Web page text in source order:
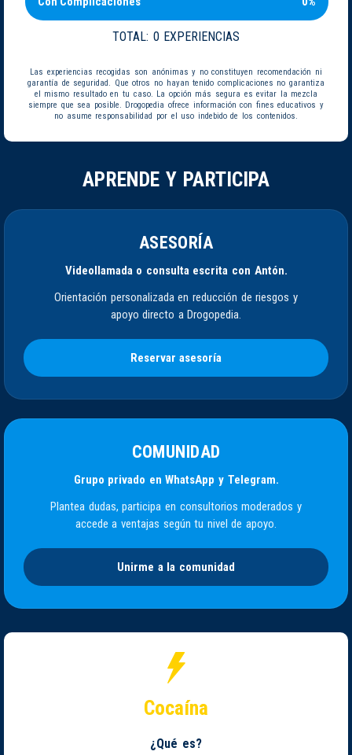
TOTAL: 0 EXPERIENCIAS
Las experiencias recogidas son anónimas y no constituyen recomendación ni
garantía de seguridad. Que otros no hayan tenido complicaciones no garantiza
el mismo resultado en tu caso. La opción más segura es evitar la mezcla
siempre que sea posible. Drogopedia ofrece información con fines educativos y
no asume responsabilidad por el uso indebido de los contenidos.
APRENDE Y PARTICIPA
ASESORÍA
Videollamada o consulta escrita con Antón.
Orientación personalizada en reducción de riesgos y
apoyo directo a Drogopedia.
Reservar asesoría
COMUNIDAD
Grupo privado en WhatsApp y Telegram.
Plantea dudas, participa en consultorios moderados y
accede a ventajas según tu nivel de apoyo.
Unirme a la comunidad
Cocaína
¿Qué es?